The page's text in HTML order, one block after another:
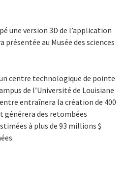
une version 3D de l’application
présentée au Musée des sciences
centre technologique de pointe
de l’Université de Louisiane
entraînera la création de 400
générera des retombées
à plus de 93 millions $